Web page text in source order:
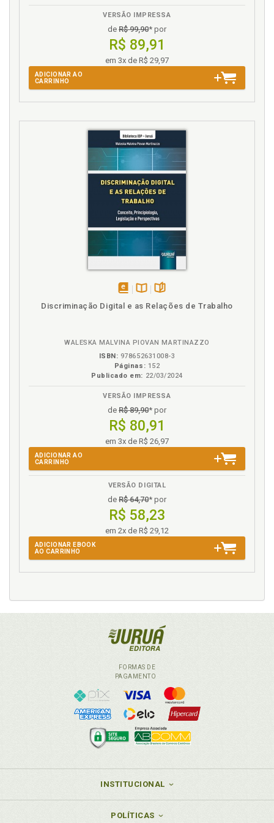
Tribunal de Contas. Controle do Tribunal de Contas,
Ministério Público e Poder Concedente, p. 74
VERSÃO IMPRESSA
de R$ 99,90* por
R$ 89,91
em 3x de R$ 29,97
ADICIONAR AO
CARRINHO
disponívelDisponível
páginas
Discriminação Digital e as Relações de Trabalho
WALESKA MALVINA PIOVAN MARTINAZZO
ISBN: 978652631008-3
Páginas: 152
Publicado em: 22/03/2024
VERSÃO IMPRESSA
de R$ 89,90* por
R$ 80,91
em 3x de R$ 26,97
ADICIONAR AO
CARRINHO
VERSÃO DIGITAL
de R$ 64,70* por
R$ 58,23
em 2x de R$ 29,12
ADICIONAR EBOOK
AO CARRINHO
FORMAS DE
PAGAMENTO
INSTITUCIONAL
POLÍTICAS